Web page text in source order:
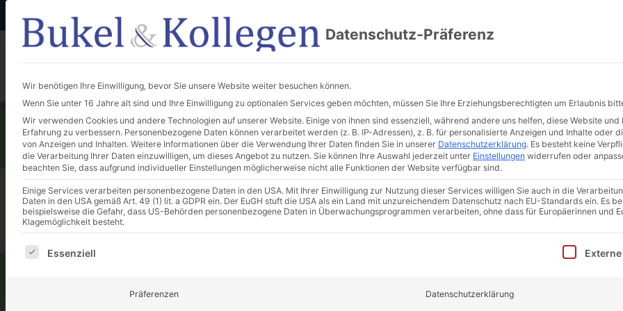
+49 (0) 661-96 32 20 anfrage@bukel-kollegen.de
Unternehmen Beratungsleistungen Sanierungsberatung
Sie sehen gerade einen Platzhalterinhalt vonGoogle Maps. Um auf den eigentlichen Inhalt zuzugreifen, klicken Sie auf die
Schaltfläche unten. Bitte beachten Sie, dass dabei Daten an Drittanbieter weitergegeben werden.
Datenschutz-Präferenz
Wir benötigen Ihre Einwilligung, bevor Sie unsere Website weiter besuchen können.
Wenn Sie unter 16 Jahre alt sind und Ihre Einwilligung zu optionalen Services geben möchten, müssen Sie Ihre Erziehungsberechtigten um Erlaubnis
Wir verwenden Cookies und andere Technologien auf unserer Website. Einige von ihnen sind essenziell, während andere uns helfen, diese Website und
Erfahrung zu verbessern. Personenbezogene Daten können verarbeitet werden (z. B. IP-Adressen), z. B. für personalisierte Anzeigen und Inhalte oder
von Anzeigen und Inhalten. Weitere Informationen über die Verwendung Ihrer Daten finden Sie in unserer Datenschutzerklärung. Es besteht keine
die Verarbeitung Ihrer Daten einzuwilligen, um dieses Angebot zu nutzen. Sie können Ihre Auswahl jederzeit unter Einstellungen widerrufen oder
beachten Sie, dass aufgrund individueller Einstellungen möglicherweise nicht alle Funktionen der Website verfügbar sind.
Einige Services verarbeiten personenbezogene Daten in den USA. Mit Ihrer Einwilligung zur Nutzung dieser Services willigen Sie auch in die
Daten in den USA gemäß Art. 49 (1) lit. a GDPR ein. Der EuGH stuft die USA als ein Land mit unzureichendem Datenschutz nach EU-Standards ein. Es
beispielsweise die Gefahr, dass US-Behörden personenbezogene Daten in Überwachungsprogrammen verarbeiten, ohne dass für Europäerinnen und
Klagemöglichkeit besteht.
Es folgt eine Liste der Service-Gruppen, für die eine Einwilligung erteilt werden kann. Die erste Service-Gruppe
Essenziell
Präferenzen Datenschutzerklärung